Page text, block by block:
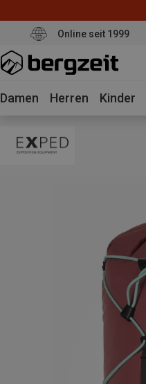
Online seit 1999
Damen Herren Kinder